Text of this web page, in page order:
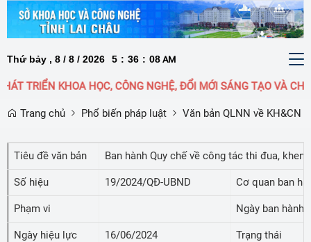
Thứ bảy , 8 / 8 / 2026 5 : 36 : 08 AM
TRIỂN KHOA HỌC, CÔNG NGHỆ, ĐỔI MỚI SÁNG TẠO VÀ
Trang chủ Phổ biến pháp luật Văn bản QLNN về KH&CN
Tiêu đề văn bản Ban hành Quy chế về công tác thi đua,
Số hiệu 19/2024/QĐ-UBND Cơ quan ban
Phạm vi Ngày ban hành
Ngày hiệu lực 16/06/2024 Trạng thái